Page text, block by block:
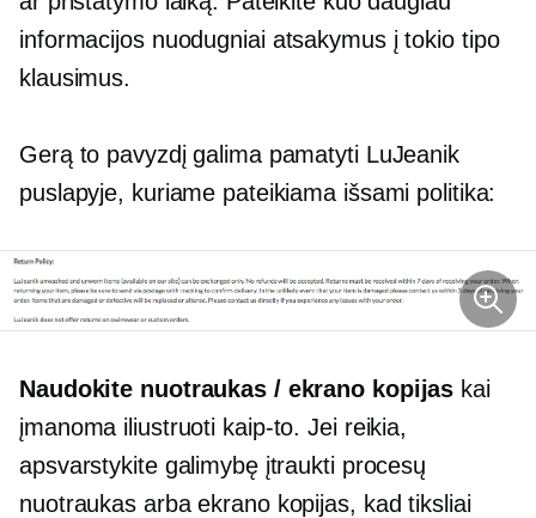
informacijos nuodugniaiatsakymus į tokio tipo
klausimus.
Gerą to pavyzdį galima pamatyti LuJeanik
puslapyje, kuriame pateikiama išsami politika:
Naudokite nuotraukas / ekrano kopijas kai
įmanoma iliustruoti kaip-to. Jei reikia,
apsvarstykite galimybę įtraukti procesų
nuotraukas arba ekrano kopijas, kad tiksliai